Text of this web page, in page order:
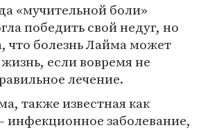
«мучительной боли»
победить свой недуг, но
что болезнь Лайма может
если вовремя не
лечение.
также известная как
инфекционное заболевание,